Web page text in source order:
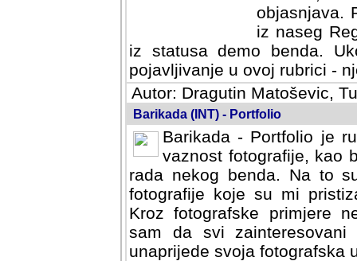
objasnjava.
iz naseg
iz statusa demo benda.
pojavljivanje u ovoj rubrici -
Autor: Dragutin Matoševic,
Barikada (INT) - Portfolio
Barikada - Portfolio je
vaznost fotografije, kao
rada nekog benda. Na to
fotografije koje su mi
fotografske primjere
svi zainteresovani
svoja fotografska umijeca.